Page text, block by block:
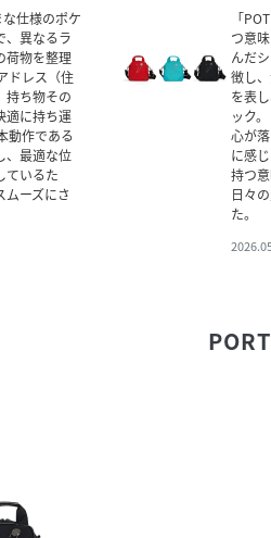
な仕様のポケ
、異なるラ
荷物を整理
ドレス（住
持ち物その
適に持ち運
動作である
、最適な位
ているた
ーズにさ
「
つ意
んだ
徴し
を表
ック
心が
に感
持つ
日々
た。